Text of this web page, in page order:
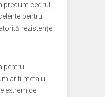
precum cedrul,
pentru
rezistenței
pentru
ar fi metalul
extrem de